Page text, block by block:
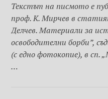
Текстът на писмото е
проф. К. Мирчев в
Делчев. Материали за
освободителни борби”,
(с едно фотокопие), в сп.
…